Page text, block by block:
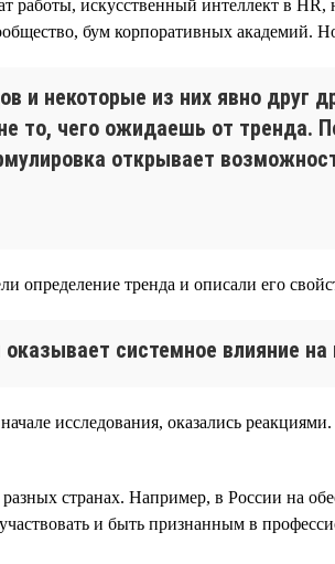
работы, искусственный интеллект в
бум корпоративных академий.
некоторые из них явно друг
то, чего ожидаешь от тренда.
открывает
определение тренда и описали его
системное влияние
исследования, оказались
странах. Например, в России на
и быть признанным в